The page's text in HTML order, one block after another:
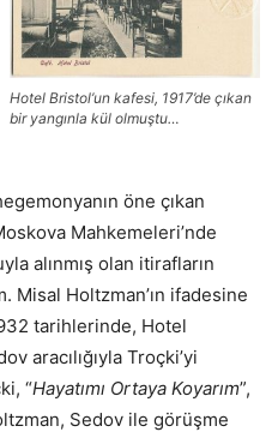
Hotel Bristol’un kafesi, 1917’de çıkan
bir yangınla kül olmuştu…
öne çıkan
Mahkemeleri’nde
alınmış olan itirafların
Holtzman’ın ifadesine
tarihlerinde, Hotel
aracılığıyla Troçki’yi
“Hayatımı Ortaya Koyarım”,
Sedov ile görüşme